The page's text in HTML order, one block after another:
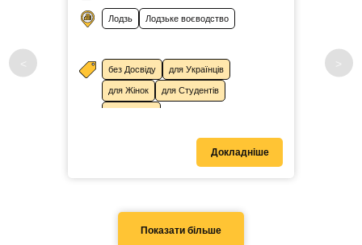
Лодзь Лодзьке воєводство
без Досвіду
для Українців
для Жінок
для Студентів
до 55 років
Докладніше
Показати більше